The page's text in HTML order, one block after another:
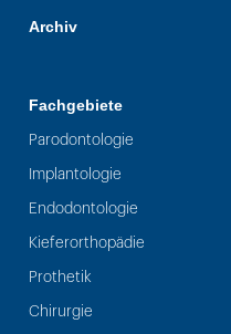
Archiv
Fachgebiete
Parodontologie
Implantologie
Endodontologie
Kieferorthopädie
Prothetik
Chirurgie